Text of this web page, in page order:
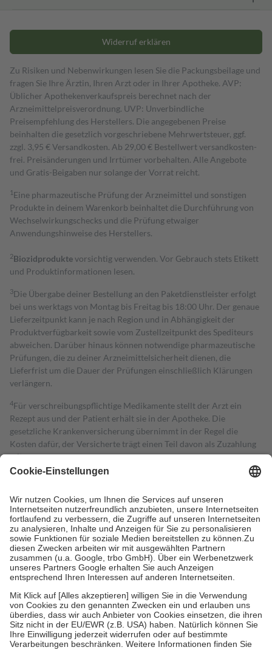
Widerruf erklären
Zu Risiken und Nebenwirkungen lesen Sie die Packungsbeilage und
fragen Sie Ihre Ärztin, Ihren Arzt oder in Ihrer Apotheke. AVP:
Üblicher Apothekenverkaufspreis berechnet nach der
Arzneimittelpreisverordnung. UVP: Unverbindliche
Preisempfehlung des Herstellers. Die angegebenen Preise
beinhalten die gesetzlich vorgeschriebene Mehrwertsteuer, ggf.
zzgl. 3,95 € Versandkosten. Ab 29,00 € Bestell­wert versand­kosten­
frei. Preisänderungen und Irrtümer vorbehalten. Alle Angebote
und Gratis-Beigaben nur solange der Vorrat reicht.
1 Eine pharmazeutische Prüfung der Arzneimittel und sonstigen
Produkte in deinem Warenkorb beinhaltet die Durchführung von
Wechselwirkungschecks und die Prüfung etwaiger
Anwendungshinweise des Herstellers.
2Biozidproduktevorsichtig verwenden. Vor Gebrauch stets Etikett
und Produktinformationen lesen.
3Die Übergabe deiner Bestellung an den Paketdienstleister erfolgt
bei uns werktags von Montag bis Freitag bis 18:00 Uhr. Der genaue
Lieferzeitpunkt kann je nach Region und in Abhängigkeit der
Produktverfügbarkeit sowie vom Zustellzeitpunkt des Spediteurs
abweichen. Darüber hinaus können notwendige pharmazeutische
Prüfungen, die zu deiner Arzneimittelsicherheit dienen, die
Lieferfrist um die Dauer der Prüfungen einschließlich Klärungen
verlängern.
4Für verschreibungspflichtige Medikamente stellt der Arzt ein
Rezept aus und der Patient erhält sie in der Apotheke. Die
gesetzliche Krankenversicherung übernimmt in der Regel die
Kosten dafür, der Versicherte trägt einen Teil davon als Zuzahlung
mit.
Grundsätzlich leisten Mitglieder Zuzahlungen in Höhe von zehn
höchstens zehn Euro.
Es sind jedoch nie mehr als die tatsächlichen
Kosten der Leistung zu entrichten.
Diese Regeln gelten grundsätzlich auch für Online-Apotheken.
Bei Heilmitteln und häuslicher Krankenpflege beträgt die
Zuzahlung zehn Prozent der Kosten sowie zehn Euro je
Verordnung.
Um das Engagement der Versicherten für ihre eigene Gesundheit zu
stärken und die besondere Stellung der Familie zu unterstützen,
fallenkeine Zuzahlungenan bei:
• Kindern und Jugendlichen bis zum vollendeten 18. Lebensjahr
mit Ausnahme der Fahrkosten
• Untersuchungen zur Vorsorge und Früherkennung, die von der
GKV getragen werden